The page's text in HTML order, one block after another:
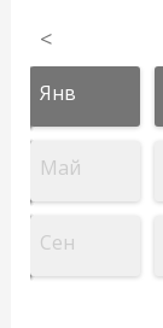
<
Янв
Май
Сен